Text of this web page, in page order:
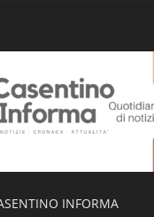
INFORMA